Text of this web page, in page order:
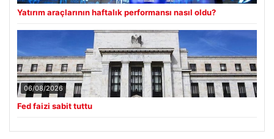
Yatırım araçlarının haftalık performansı nasıl oldu?
06/08/2026
Fed faizi sabit tuttu